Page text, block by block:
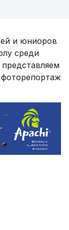
и юниоров
среди